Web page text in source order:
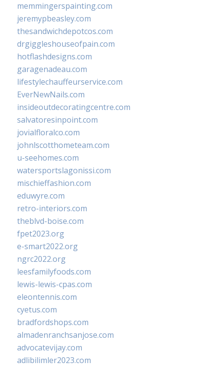
memmingerspainting.com
jeremypbeasley.com
thesandwichdepotcos.com
drgiggleshouseofpain.com
hotflashdesigns.com
garagenadeau.com
lifestylechauffeurservice.com
EverNewNails.com
insideoutdecoratingcentre.com
salvatoresinpoint.com
jovialfloralco.com
johnlscotthometeam.com
u-seehomes.com
watersportslagonissi.com
mischieffashion.com
eduwyre.com
retro-interiors.com
theblvd-boise.com
fpet2023.org
e-smart2022.org
ngrc2022.org
leesfamilyfoods.com
lewis-lewis-cpas.com
eleontennis.com
cyetus.com
bradfordshops.com
almadenranchsanjose.com
advocatevijay.com
adlibilimler2023.com